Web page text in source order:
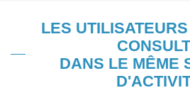
LES
DANS LE MÊME